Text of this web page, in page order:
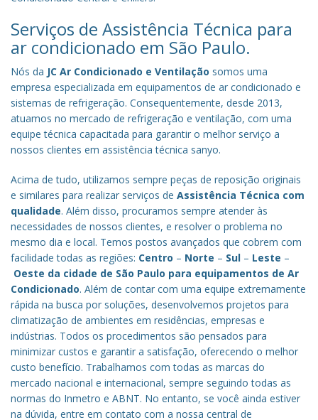
Serviços de Assistência Técnica para
ar condicionado em São Paulo.
Nós da JC Ar Condicionado e Ventilação somos uma
empresa especializada em equipamentos de ar condicionado e
sistemas de refrigeração. Consequentemente, desde 2013,
atuamos no mercado de refrigeração e ventilação, com uma
equipe técnica capacitada para garantir o melhor serviço a
nossos clientes em assistência técnica sanyo.
Acima de tudo, utilizamos sempre peças de reposição originais
e similares para realizar serviços de Assistência Técnica com
qualidade. Além disso, procuramos sempre atender às
necessidades de nossos clientes, e resolver o problema no
mesmo dia e local. Temos postos avançados que cobrem com
facilidade todas as regiões: Centro – Norte – Sul – Leste –
Oeste da cidade de São Paulo para equipamentos de Ar
Condicionado. Além de contar com uma equipe extremamente
rápida na busca por soluções, desenvolvemos projetos para
climatização de ambientes em residências, empresas e
indústrias. Todos os procedimentos são pensados para
minimizar custos e garantir a satisfação, oferecendo o melhor
custo benefício. Trabalhamos com todas as marcas do
mercado nacional e internacional, sempre seguindo todas as
normas do Inmetro e ABNT. No entanto, se você ainda estiver
na dúvida, entre em contato com a nossa central de